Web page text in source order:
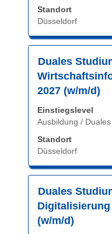
Standort
Düsseldorf
vollständig
Duales
2027 (w/m/d)
Einstiegslevel
Ausbildung /
Standort
Düsseldorf
Drücken
Sie
die
Leertaste,
um
die
vollständig
Duales
(w/m/d)
Drücken
Sie
die
Leertaste,